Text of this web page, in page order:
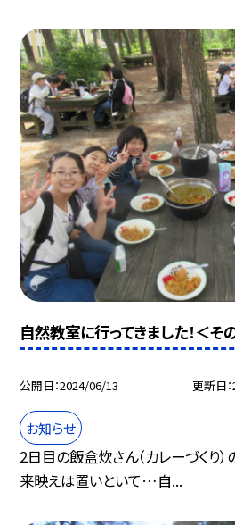
自然教室に行ってきました！＜そ
公開日 2024/06/13 更新日
お知らせ
2日目の飯盒炊さん（カレーづくり）
来映えは置いといて…自...